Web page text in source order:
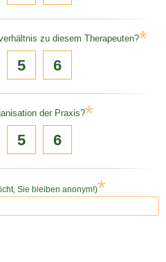
zu diesem Therapeuten?*
5 6
der Praxis?*
5 6
Sie bleiben anonym!)*